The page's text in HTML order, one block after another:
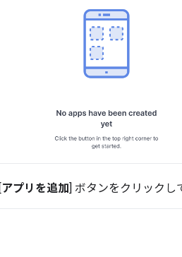
アプリを追加] ボタンをクリックし